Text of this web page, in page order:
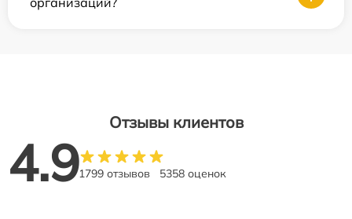
Отзывы клиентов
4.91799 отзывов 5358 оценок